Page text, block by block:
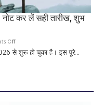
काली
का
हृदयपीठ
का
कर लें सही तारीख, शुभ
Offon
श्रावण
से शुरू हो चुका है। इस पूरे...